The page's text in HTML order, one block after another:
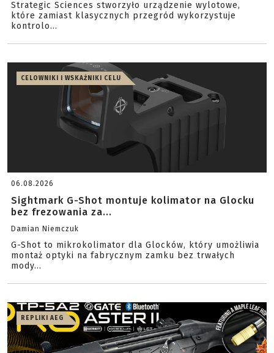
Strategic Sciences stworzyło urządzenie wylotowe,
które zamiast klasycznych przegród wykorzystuje
kontrolo...
CELOWNIKI I WSKAŹNIKI CELU
06.08.2026
Sightmark G-Shot montuje kolimator na Glocku
bez frezowania za...
Damian Niemczuk
G-Shot to mikrokolimator dla Glocków, który umożliwia
montaż optyki na fabrycznym zamku bez trwałych
mody...
REPLIKI AEG